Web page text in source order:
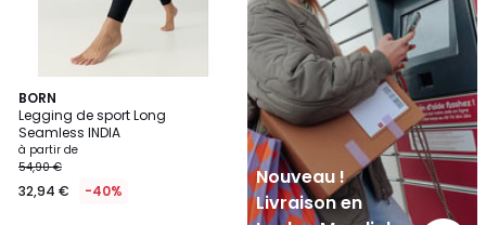
BORN
Legging de sport Long
Seamless INDIA
à partir de
54,90 €
32,94 € -40%
4
Couleurs
Nouveau !
Livraison en